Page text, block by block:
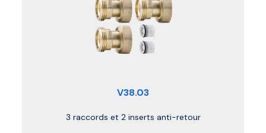
V38.03
3 raccords et 2 inserts anti-retour